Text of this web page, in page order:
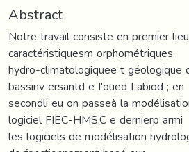
Abstract
Notre travail consiste en premier
caractéristiquesm orphométriques,
hydro-climatologiquee t géologique
bassinv ersantd e I'oued Labiod ; en
secondli eu on passeà la
logiciel FIEC-HMS.C e dernierp armi
les logiciels de modélisation